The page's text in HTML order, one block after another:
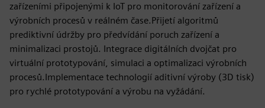
zařízeními připojenými k IoT pro monitorování zařízení a
výrobních procesů v reálném čase.Přijetí algoritmů
prediktivní údržby pro předvídání poruch zařízení a
minimalizaci prostojů. Integrace digitálních dvojčat pro
virtuální prototypování, simulaci a optimalizaci výrobních
procesů.Implementace technologií aditivní výroby (3D tisk)
pro rychlé prototypování a výrobu na vyžádání.